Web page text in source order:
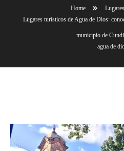
Home
Lugares turísticos de Agua de Dios:
municipio de
agua de